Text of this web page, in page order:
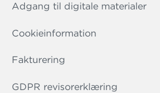
Adgang til digitale materialer
Cookieinformation
Fakturering
GDPR revisorerklæring